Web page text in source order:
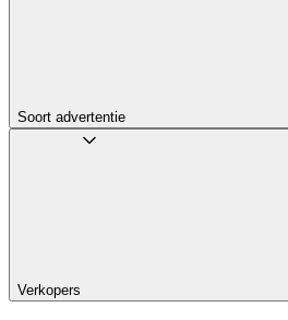
Soort advertentie
Verkopers